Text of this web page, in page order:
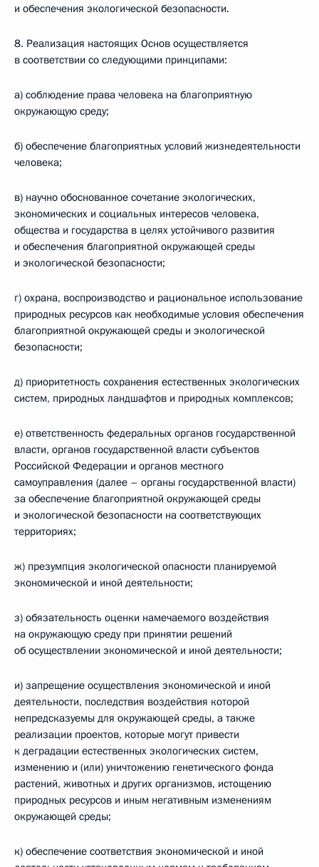
и обеспечения экологической безопасности.
8. Реализация настоящих Основ осуществляется
в соответствии со следующими принципами:
а) соблюдение права человека на благоприятную
окружающую среду;
б) обеспечение благоприятных условий жизнедеятельности
человека;
в) научно обоснованное сочетание экологических,
экономических и социальных интересов человека,
общества и государства в целях устойчивого развития
и обеспечения благоприятной окружающей среды
и экологической безопасности;
г) охрана, воспроизводство и рациональное использование
природных ресурсов как необходимые условия обеспечения
благоприятной окружающей среды и экологической
безопасности;
д) приоритетность сохранения естественных экологических
систем, природных ландшафтов и природных комплексов;
е) ответственность федеральных органов государственной
власти, органов государственной власти субъектов
Российской Федерации и органов местного
самоуправления (далее – органы государственной власти)
за обеспечение благоприятной окружающей среды
и экологической безопасности на соответствующих
территориях;
ж) презумпция экологической опасности планируемой
экономической и иной деятельности;
з) обязательность оценки намечаемого воздействия
на окружающую среду при принятии решений
об осуществлении экономической и иной деятельности;
и) запрещение осуществления экономической и иной
деятельности, последствия воздействия которой
непредсказуемы для окружающей среды, а также
реализации проектов, которые могут привести
к деградации естественных экологических систем,
изменению и (или) уничтожению генетического фонда
растений, животных и других организмов, истощению
природных ресурсов и иным негативным изменениям
окружающей среды;
к) обеспечение соответствия экономической и иной